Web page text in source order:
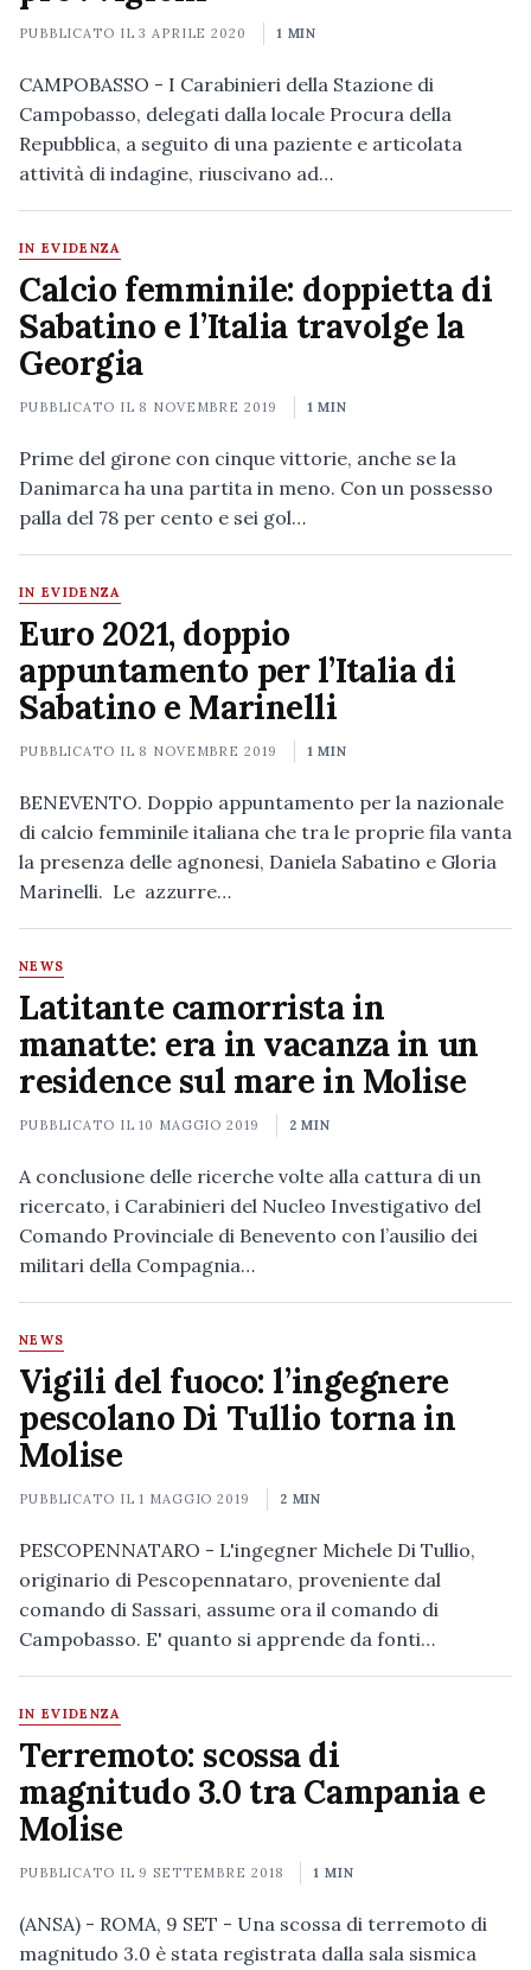
PUBBLICATO IL3 APRILE 2020 1 MIN
CAMPOBASSO - I Carabinieri della Stazione di
Campobasso, delegati dalla locale Procura della
Repubblica, a seguito di una paziente e articolata
attività di indagine, riuscivano ad…
IN EVIDENZA
Calcio femminile: doppietta di
Sabatino e l’Italia travolge la
Georgia
PUBBLICATO IL 8 NOVEMBRE 2019 1 MIN
Prime del girone con cinque vittorie, anche se la
Danimarca ha una partita in meno. Con un possesso
palla del 78 per cento e sei gol…
IN EVIDENZA
Euro 2021, doppio
appuntamento per l’Italia di
Sabatino e Marinelli
PUBBLICATO IL 8 NOVEMBRE 2019 1 MIN
BENEVENTO. Doppio appuntamento per la nazionale
di calcio femminile italiana che tra le proprie fila vanta
la presenza delle agnonesi, Daniela Sabatino e Gloria
Marinelli. Le azzurre…
NEWS
Latitante camorrista in
manatte: era in vacanza in un
residence sul mare in Molise
PUBBLICATO IL10 MAGGIO 2019 2 MIN
A conclusione delle ricerche volte alla cattura di un
ricercato, i Carabinieri del Nucleo Investigativo del
Comando Provinciale di Benevento con l’ausilio dei
militari della Compagnia…
NEWS
Vigili del fuoco: l’ingegnere
pescolano Di Tullio torna in
Molise
PUBBLICATO IL1 MAGGIO 2019 2 MIN
PESCOPENNATARO - L'ingegner Michele Di Tullio,
originario di Pescopennataro, proveniente dal
comando di Sassari, assume ora il comando di
Campobasso. E' quanto si apprende da fonti…
IN EVIDENZA
Terremoto: scossa di
magnitudo 3.0 tra Campania e
Molise
PUBBLICATO IL 9 SETTEMBRE 2018 1 MIN
(ANSA) - ROMA, 9 SET - Una scossa di terremoto di
magnitudo 3.0 è stata registrata dalla sala sismica